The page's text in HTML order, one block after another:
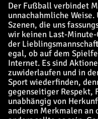
Der Fußball verbindet
unnachahmliche
Szenen, die uns
wir keinen Last-
der
egal, ob auf dem
Internet. Es sind
zuwiderlaufen und in
Sport wiederfinden,
gegenseitiger Respekt,
unabhängig von
anderen Merkmalen an